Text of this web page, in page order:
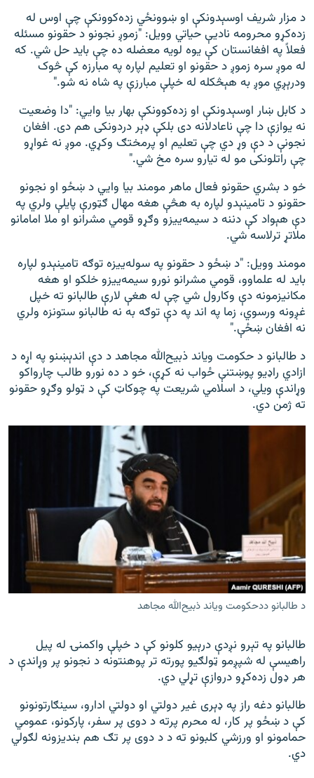
د مزار شریف اوسېدونکې او ښوونځي زده‌کوونکې چې اوس له
زده‌کړو محرومه نادیې حیاتي وویل: "زموږ نجونو د حقونو مسئله
فعلاً په افغانستان کې یوه لویه معضله ده چې باید حل شي. که
له موږ سره زموږ د حقونو او تعلیم لپاره په مبارزه کې څوک
ودرېږي موږ به هېڅکله له خپلې مبارزې په شاه نه شو."
د کابل ښار اوسېدونکې او زده‌کوونکې بهار بیا وایي: "دا وضعیت
نه یوازې دا چې ناعادلانه دی بلکې ډېر دردونکی هم دی. افغان
نجونې د دې وړ دي چې تعلیم او پرمختګ وکړي. موږ نه غواړو
چې راتلونکی مو له تیارو سره مخ شي."
خو د بشري حقونو فعال ماهر مومند بیا وایي د ښځو او نجونو
حقونو د تامینېدو لپاره به هڅې هغه مهال ګټورې پایلې ولري په
دې هېواد کې دننه د سیمه‌ییزو وګړو قومي مشرانو او ملا امامانو
ملاتړ ترلاسه شي.
مومند وویل: "د ښځو د حقونو په سوله‌ییزه توګه تامینېدو لپاره
باید له علماوو، قومي مشرانو نورو سیمه‌ییزو خلکو او هغه
مکانیزمونه دې وکارول شي چې له هغې لارې طالبانو ته خپل
غږونه ورسوي، زما په اند په دې توګه به نه طالبانو ستونزه ولري
نه افغان ښځې."
د طالبانو د حکومت ویاند ذبیح‌الله مجاهد د دې اندېښنو په اړه د
ازادي راډیو پوښتنې ځواب نه کړې، خو د ده نورو طالب چارواکو
وړاندې ویلي، د اسلامي شریعت په چوکاټ کې د ټولو وګړو حقونو
ته ژمن دي.
د طالبانو ددحکومت ویاند ذبیح‌الله مجاهد
طالبانو په تېرو نږدې درېیو کلونو کې د خپلې واکمنۍ له پیل
راهیسې له شپږمو ټولګیو پورته تر پوهنتونه د نجونو پر وړاندې د
هر ډول زده‌کړو دروازې تړلي دي.
طالبانو دغه راز په ډېری غیر دولتي او دولتي ادارو، سینګارتونونو
کې د ښځو پر کار، له محرم پرته د دوی پر سفر، پارکونو، عمومي
حمامونو او ورزشي کلبونو ته د د دوی پر تګ هم بندیزونه لګولي
دي.